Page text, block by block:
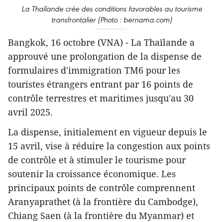
La Thaïlande crée des conditions favorables au tourisme
transfrontalier (Photo : bernama.com)
Bangkok, 16 octobre (VNA) - La Thaïlande a
approuvé une prolongation de la dispense de
formulaires d'immigration TM6 pour les
touristes étrangers entrant par 16 points de
contrôle terrestres et maritimes jusqu'au 30
avril 2025.
La dispense, initialement en vigueur depuis le
15 avril, vise à réduire la congestion aux points
de contrôle et à stimuler le tourisme pour
soutenir la croissance économique. Les
principaux points de contrôle comprennent
Aranyaprathet (à la frontière du Cambodge),
Chiang Saen (à la frontière du Myanmar) et